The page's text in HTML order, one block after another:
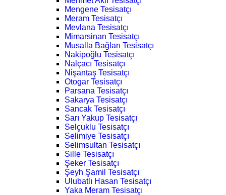
Mengene Tesisatçı
Meram Tesisatçı
Mevlana Tesisatçı
Mimarsinan Tesisatçı
Musalla Bağları Tesisatçı
Nakipoğlu Tesisatçı
Nalçacı Tesisatçı
Nişantaş Tesisatçı
Otogar Tesisatçı
Parsana Tesisatçı
Sakarya Tesisatçı
Sancak Tesisatçı
Sarı Yakup Tesisatçı
Selçuklu Tesisatçı
Selimiye Tesisatçı
Selimsultan Tesisatçı
Sille Tesisatçı
Şeker Tesisatçı
Şeyh Şamil Tesisatçı
Ulubatlı Hasan Tesisatçı
Yaka Meram Tesisatçı